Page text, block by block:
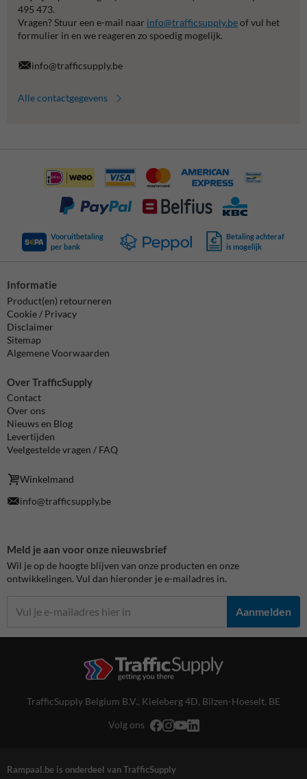
495 473.
Vragen? Stuur een e-mail naar info@trafficsupply.beof vul het
formulier in en we reageren zo spoedig mogelijk.
info@trafficsupply.be
Alle contactgegevens
Vooruitbetaling
per bank
Betaling achteraf
is mogelijk
Informatie
Product(en) retourneren
Cookie / Privacy
Disclaimer
Sitemap
Algemene Voorwaarden
Over TrafficSupply
Contact
Over ons
Nieuws en Blog
Levertijden
Veelgestelde vragen / FAQ
Winkelmand
info@trafficsupply.be
Meld je aan voor onze nieuwsbrief
Wil je op de hoogte blijven van onze producten en onze
ontwikkelingen. Vul dan hieronder je e-mailadres in.
Aanmelden
TrafficSupply Belgium B.V., Kieleberg 4D, Bilzen-Hoeselt, BE
Volg ons
Rampaal.be is onderdeel van TrafficSupply